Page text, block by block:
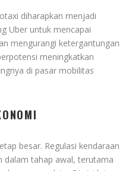
diharapkan menjadi
Uber untuk mencapai
mengurangi ketergantungan
meningkatkan
di pasar mobilitas
besar. Regulasi kendaraan
dalam tahap awal, terutama